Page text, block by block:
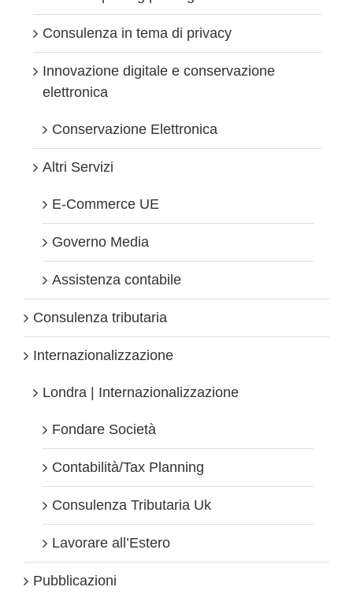
Consulenza in tema di privacy
Innovazione digitale e conservazione
elettronica
Conservazione Elettronica
Altri Servizi
E-Commerce UE
Governo Media
Assistenza contabile
Consulenza tributaria
Internazionalizzazione
Londra | Internazionalizzazione
Fondare Società
Contabilità/Tax Planning
Consulenza Tributaria Uk
Lavorare all’Estero
Pubblicazioni